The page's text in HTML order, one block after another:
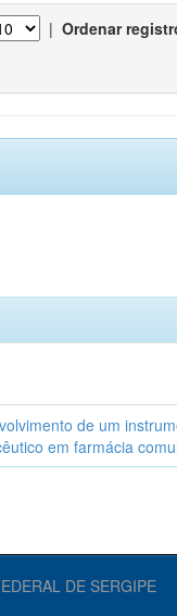
| Ordenar
de um
em farmácia
DE SERGIPE